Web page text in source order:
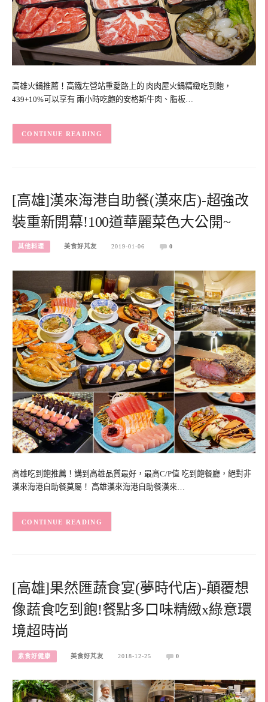
高雄火鍋推薦！高鐵左營站重愛路上的 肉肉屋火鍋精緻吃到飽，
439+10%可以享有 兩小時吃飽的安格斯牛肉、脂板…
CONTINUE READING
[高雄]漢來海港自助餐(漢來店)-超強改
裝重新開幕!100道華麗菜色大公開~
其他料理 美食好芃友 2019-01-06 0
高雄吃到飽推薦！講到高雄品質最好，最高C/P值 吃到飽餐廳，絕對非
漢來海港自助餐莫屬！ 高雄漢來海港自助餐漢來…
CONTINUE READING
[高雄]果然匯蔬食宴(夢時代店)-顛覆想
像蔬食吃到飽!餐點多口味精緻x綠意環
境超時尚
素食好健康 美食好芃友 2018-12-25 0